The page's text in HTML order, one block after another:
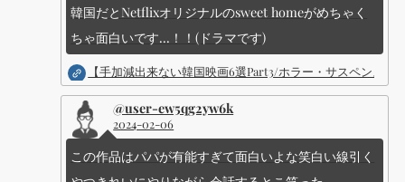
韓国だとNetflixオリジナルのsweet homeがめちゃく
ちゃ面白いです...！！(ドラマです)
【手加減出来ない韓国映画6選Part3/ホラー・サスペンス
@user-ew5qg2yw6k
2024-02-06
この作品はパパが有能すぎて面白いよな笑白い線引く